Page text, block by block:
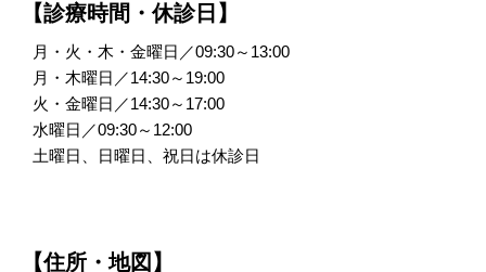
【診療時間・休診日】
月・火・木・金曜日／09:30～13:00
月・木曜日／14:30～19:00
火・金曜日／14:30～17:00
水曜日／09:30～12:00
土曜日、日曜日、祝日は休診日
【住所・地図】